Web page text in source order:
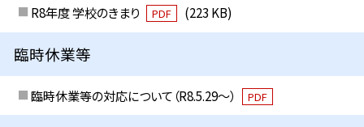
R8年度 学校のきまり PDF (223 KB)
臨時休業等
臨時休業等の対応について（R8.5.29～） PDF